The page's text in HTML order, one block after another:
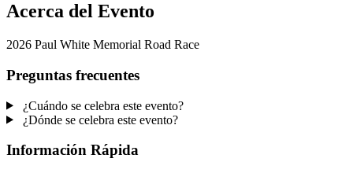
Acerca del Evento
2026 Paul White Memorial Road Race
Preguntas frecuentes
¿Cuándo se celebra este evento?
¿Dónde se celebra este evento?
Información Rápida